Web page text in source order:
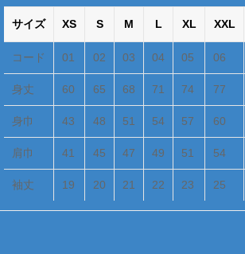
サイズ XS S M L XL XXL
コード 01 02 03 04 05 06
身丈 60 65 68 71 74 77
身巾 43 48 51 54 57 60
肩巾 41 45 47 49 51 54
袖丈 19 20 21 22 23 25